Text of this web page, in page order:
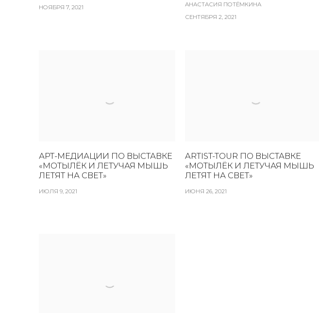
НОЯБРЯ 7, 2021
АНАСТАСИЯ ПОТЁМКИНА
СЕНТЯБРЯ 2, 2021
АРТ-МЕДИАЦИИ ПО ВЫСТАВКЕ
«МОТЫЛЁК И ЛЕТУЧАЯ МЫШЬ
ЛЕТЯТ НА СВЕТ»
ИЮЛЯ 9, 2021
ARTIST-TOUR ПО ВЫСТАВКЕ
«МОТЫЛЁК И ЛЕТУЧАЯ МЫШЬ
ЛЕТЯТ НА СВЕТ»
ИЮНЯ 26, 2021